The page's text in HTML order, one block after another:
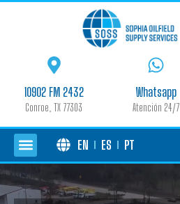
10902 FM 2432
Conroe, TX 77303
Whatsapp
Atención 24/7
EN ES PT